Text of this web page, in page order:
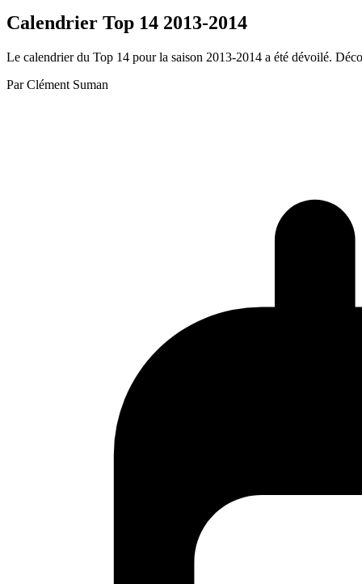
Calendrier Top 14 2013-2014
Le calendrier du Top 14 pour la saison 2013-2014 a été dévoilé.
Par Clément Suman